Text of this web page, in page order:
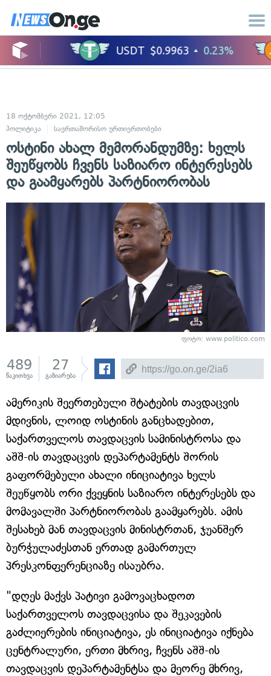
18 ოქტომბერი 2021, 12:05
პოლიტიკა
საერთაშორისო ურთიერთობები
ოსტინი ახალ მემორანდუმზე: ხელს
შეუწყობს ჩვენს საზიარო ინტერესებს
და გაამყარებს პარტნიორობას
ფოტო: www.politico.com
489
წაკითხვა
27
გაზიარება
ამერიკის შეერთებული შტატების თავდაცვის
მდივნის, ლოიდ ოსტინის განცხადებით,
საქართველოს თავდაცვის სამინისტროსა და
აშშ-ის თავდაცვის დეპარტამენტს შორის
გაფორმებული ახალი ინიციატივა ხელს
შეუწყობს ორი ქვეყნის საზიარო ინტერესებს და
მომავალში პარტნიორობას გაამყარებს. ამის
შესახებ მან თავდაცვის მინისტრთან, ჯუანშერ
ბურჭულაძესთან ერთად გამართულ
პრესკონფერენციაზე ისაუბრა.
"დღეს მაქვს პატივი გამოვაცხადოთ
საქართველოს თავდაცვისა და შეკავების
გაძლიერების ინიციატივა, ეს ინიციატივა იქნება
ცენტრალური, ერთი მხრივ, ჩვენს აშშ-ის
თავდაცვის დეპარტამენტსა და მეორე მხრივ,